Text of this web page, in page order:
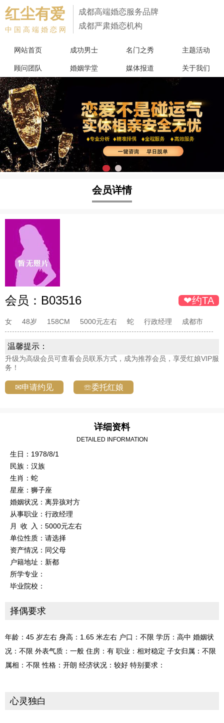
红尘有爱
中国高端婚恋网
成都高端婚恋服务品牌
成都严肃婚恋机构
网站首页 成功男士 名门之秀 主题活动
顾问团队 婚姻学堂 媒体报道 关于我们
会员详情
会员： B03516 ❤约TA
女 48岁 158CM 5000元左右 蛇 行政经理 成都市
温馨提示：
升级为高级会员可查看会员联系方式，成为推荐会员，享受红娘VIP服
务！
✉申请约见 ☏委托红娘
详细资料
DETAILED INFORMATION
生日：1978/8/1
民族：汉族
生肖：蛇
星座：狮子座
婚姻状况：离异孩对方
从事职业：行政经理
月 收 入：5000元左右
单位性质：请选择
资产情况：同父母
户籍地址：新都
所学专业：
毕业院校：
择偶要求
年龄：45 岁左右 身高：1.65 米左右 户口：不限 学历：高中 婚姻状
况：不限 外表气质：一般 住房：有 职业：相对稳定 子女归属：不限
属相：不限 性格：开朗 经济状况：较好 特别要求：
心灵独白